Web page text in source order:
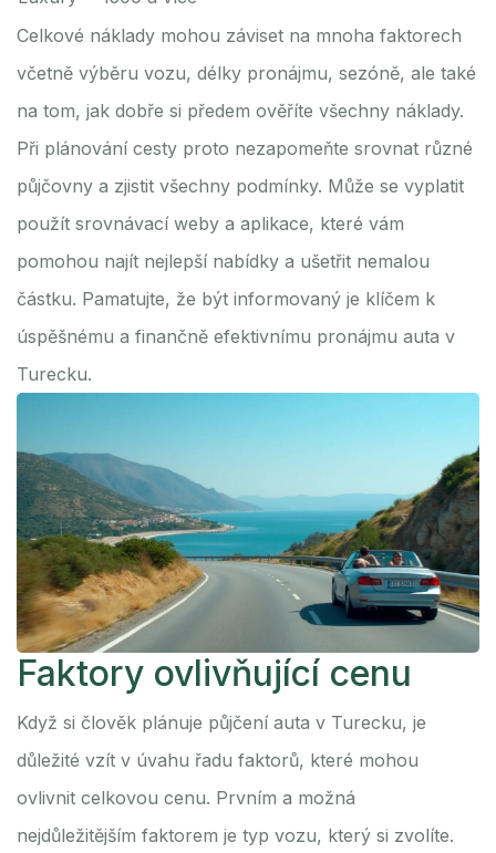
Celkové náklady mohou záviset na mnoha faktorech
včetně výběru vozu, délky pronájmu, sezóně, ale také
na tom, jak dobře si předem ověříte všechny náklady.
Při plánování cesty proto nezapomeňte srovnat různé
půjčovny a zjistit všechny podmínky. Může se vyplatit
použít srovnávací weby a aplikace, které vám
pomohou najít nejlepší nabídky a ušetřit nemalou
částku. Pamatujte, že být informovaný je klíčem k
úspěšnému a finančně efektivnímu pronájmu auta v
Turecku.
Faktory ovlivňující cenu
Když si člověk plánuje půjčení auta v Turecku, je
důležité vzít v úvahu řadu faktorů, které mohou
ovlivnit celkovou cenu. Prvním a možná
nejdůležitějším faktorem je typ vozu, který si zvolíte.